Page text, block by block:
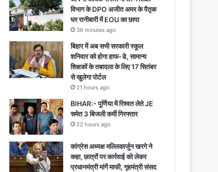
विभाग के DPO अजीत अमर के पैतृक
घर रानीबारी में EOU का छापा
36 minutes ago
बिहार में अब सभी सरकारी स्कूल
शनिवार को होगा हाफ-डे, सामान्य
शिक्षकों के तबादला के लिए 17 सितंबर
से खुलेगा पोर्टल
21 hours ago
BIHAR:- पूर्णिया में रिश्वत लेते JE
समेत 3 बिजली कर्मी गिरफ्तार
22 hours ago
कांग्रेस अध्यक्ष मल्लिकार्जुन खरगे ने
कहा, छात्रों पर कार्रवाई को लेकर
प्रधानमंत्री मांगें माफी, गृहमंत्री संसद